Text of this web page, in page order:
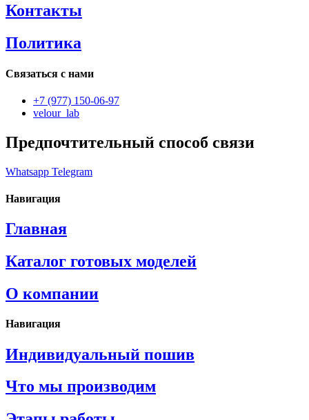
Контакты
Политика
Связаться с нами
+7 (977) 150-06-97
velour_lab
Предпочтительный способ связи
Whatsapp Telegram
Навигация
Главная
Каталог готовых моделей
О компании
Навигация
Индивидуальный пошив
Что мы производим